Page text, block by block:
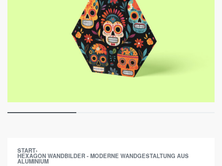
START›
HEXAGON WANDBILDER - MODERNE WANDGESTALTUNG AUS
ALUMINIUM